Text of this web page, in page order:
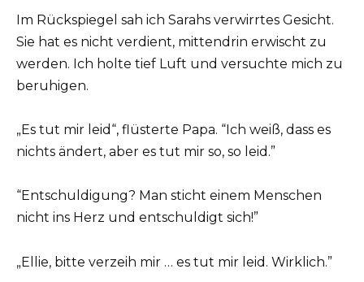
Im Rückspiegel sah ich Sarahs verwirrtes Gesicht.
Sie hat es nicht verdient, mittendrin erwischt zu
werden. Ich holte tief Luft und versuchte mich zu
beruhigen.
„Es tut mir leid“, flüsterte Papa. “Ich weiß, dass es
nichts ändert, aber es tut mir so, so leid.”
“Entschuldigung? Man sticht einem Menschen
nicht ins Herz und entschuldigt sich!”
„Ellie, bitte verzeih mir … es tut mir leid. Wirklich.”